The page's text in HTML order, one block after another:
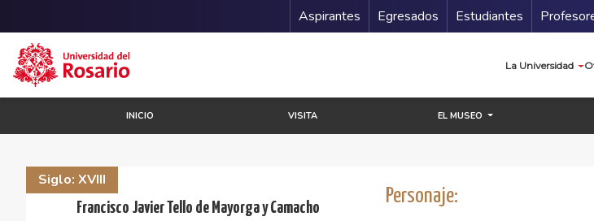
Menu Secundario
Aspirantes Egresados Estudiantes
La Universidad
INICIO VISITA EL MUSEO
Siglo: XVIII
Francisco Javier Tello de Mayorga y Camacho
Personaje: